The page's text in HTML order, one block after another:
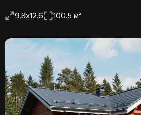
9.8х12.6 100.5 м²